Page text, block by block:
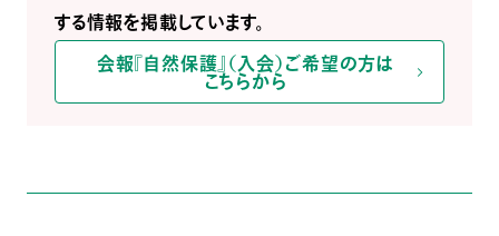
する情報を掲載しています。
会報『自然保護』（入会）ご希望の方は
こちらから